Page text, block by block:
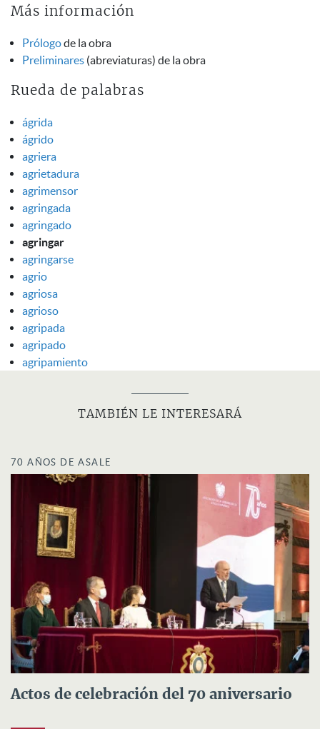
Más información
Prólogode la obra
Preliminares (abreviaturas) de la obra
Rueda de palabras
ágrida
ágrido
agriera
agrietadura
agrimensor
agringada
agringado
agringar
agringarse
agrio
agriosa
agrioso
agripada
agripado
agripamiento
TAMBIÉN LE INTERESARÁ
70 AÑOS DE ASALE
Actos de celebración del 70 aniversario